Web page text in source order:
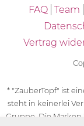
FAQ Team
Vertrag
* "ZauberTopf" ist
steht in keinerlei
Gruppe. Die